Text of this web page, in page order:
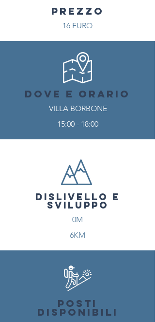
PREZZO
16 EURO
DOVE E ORARIO
VILLA BORBONE
15:00 - 18:00
DISLIVELLO E
SVILUPPO
0M
6KM
POSTI
DISPONIBILI